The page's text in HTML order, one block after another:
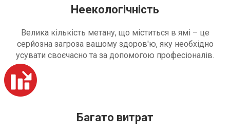
Неекологічність
Велика кількість метану, що міститься в ямі – це
серйозна загроза вашому здоров'ю, яку необхідно
усувати своєчасно та за допомогою професіоналів.
Багато витрат